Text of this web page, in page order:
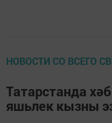
НОВОСТИ СО ВСЕГО
Татарстанда
яшьлек кызны